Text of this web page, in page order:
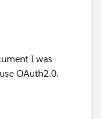
I was
OAuth2.0.